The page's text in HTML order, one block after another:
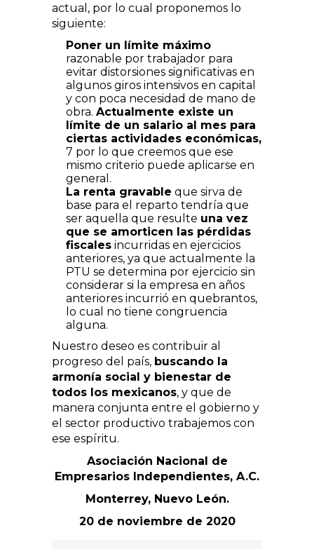
actual, por lo cual proponemos lo
siguiente:
Poner un límite máximo
razonable por trabajador para
evitar distorsiones significativas en
algunos giros intensivos en capital
y con poca necesidad de mano de
obra. Actualmente existe un
límite de un salario al mes para
ciertas actividades económicas,
7 por lo que creemos que ese
mismo criterio puede aplicarse en
general.
La renta gravable que sirva de
base para el reparto tendría que
ser aquella que resulte una vez
que se amorticen las pérdidas
fiscales incurridas en ejercicios
anteriores, ya que actualmente la
PTU se determina por ejercicio sin
considerar si la empresa en años
anteriores incurrió en quebrantos,
lo cual no tiene congruencia
alguna.
Nuestro deseo es contribuir al
progreso del país, buscando la
armonía social y bienestar de
todos los mexicanos, y que de
manera conjunta entre el gobierno y
el sector productivo trabajemos con
ese espíritu.
Asociación Nacional de
Empresarios Independientes, A.C.
Monterrey, Nuevo León.
20 de noviembre de 2020